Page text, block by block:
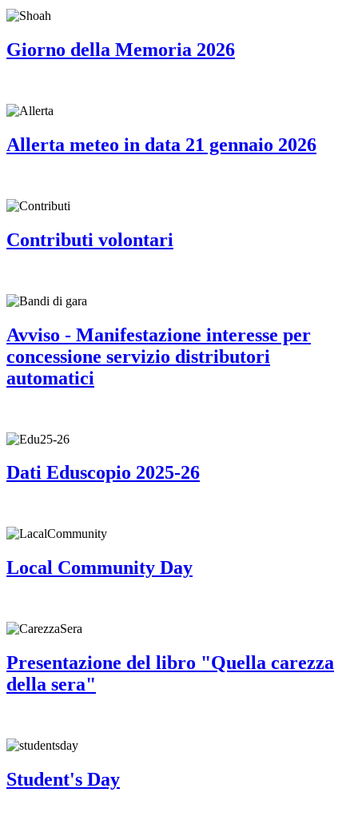
Giorno della Memoria 2026
Allerta meteo in data 21 gennaio 2026
Contributi volontari
Avviso - Manifestazione interesse per
concessione servizio distributori
automatici
Dati Eduscopio 2025-26
Local Community Day
Presentazione del libro "Quella carezza
della sera"
Student's Day